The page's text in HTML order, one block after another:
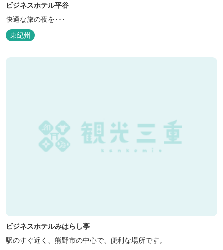
ビジネスホテル平谷
快適な旅の夜を･･･
東紀州
ビジネスホテルみはらし亭
駅のすぐ近く、熊野市の中心で、便利な場所です。